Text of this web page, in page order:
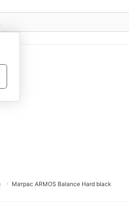
Матрас ARMOS Balance Hard black